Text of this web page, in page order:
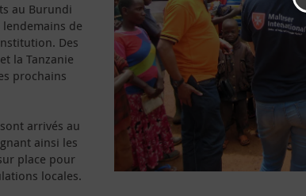
au Burundi
de
Des
la Tanzanie
prochains
arrivés au
ainsi les
place pour
locales.